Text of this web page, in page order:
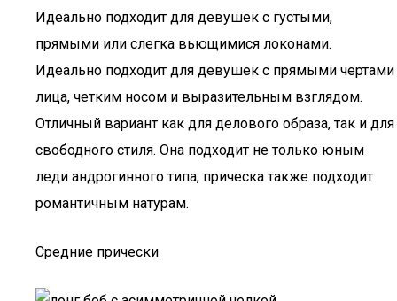
Идеально подходит для девушек с густыми,
прямыми или слегка вьющимися локонами.
Идеально подходит для девушек с прямыми чертами
лица, четким носом и выразительным взглядом.
Отличный вариант как для делового образа, так и для
свободного стиля. Она подходит не только юным
леди андрогинного типа, прическа также подходит
романтичным натурам.
Средние прически